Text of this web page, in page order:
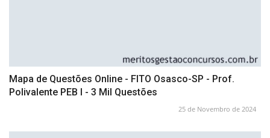
Mapa de Questões Online - FITO Osasco-SP - Prof.
Polivalente PEB I - 3 Mil Questões
25 de Novembro de 2024